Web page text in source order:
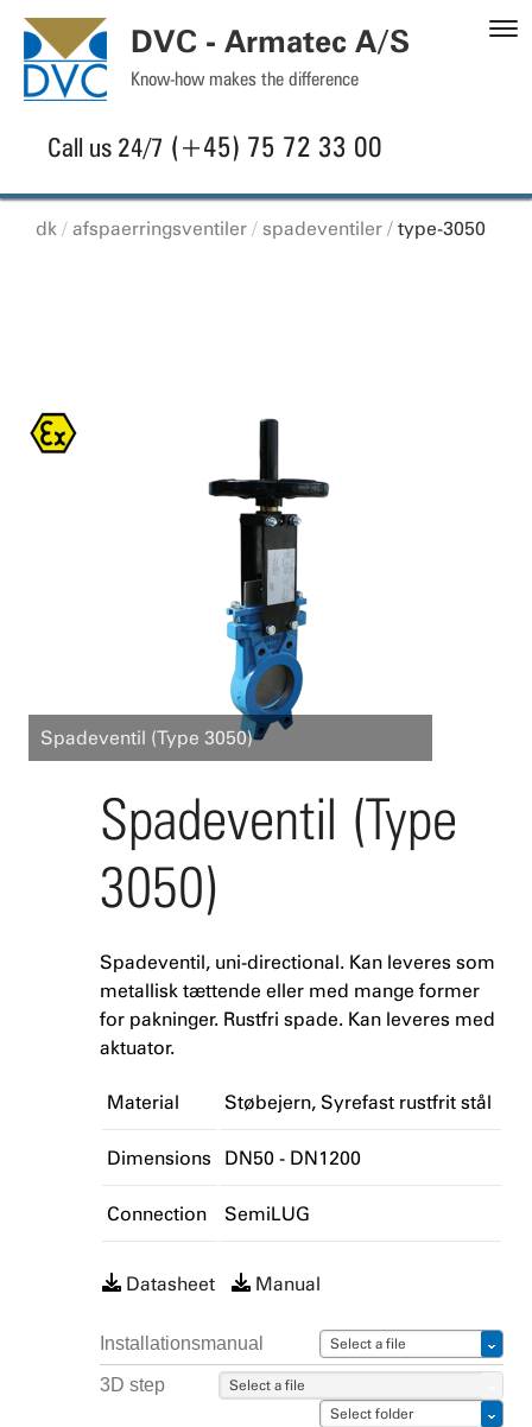
DVC - Armatec A/S
Know-how makes the difference
Call us 24/7 (+45) 75 72 33 00
dk afspaerringsventiler spadeventiler type-3050
Spadeventil (Type 3050)
Spadeventil (Type
3050)
Spadeventil, uni-directional. Kan leveres som
metallisk tættende eller med mange former
for pakninger. Rustfri spade. Kan leveres med
aktuator.
Material Støbejern Syrefast rustfrit stål
Dimensions DN50 - DN1200
Connection SemiLUG
Datasheet Manual
Installationsmanual Select a file
3D step
Select a file
Select folder